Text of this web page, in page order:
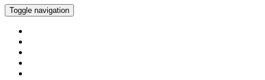
Toggle navigation